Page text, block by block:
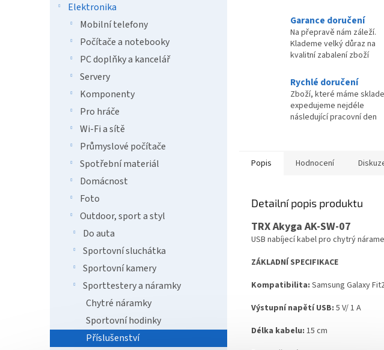
Elektronika
Mobilní telefony
Počítače a notebooky
PC doplňky a kancelář
Servery
Komponenty
Pro hráče
Wi-Fi a sítě
Průmyslové počítače
Spotřební materiál
Domácnost
Foto
Outdoor, sport a styl
Do auta
Sportovní sluchátka
Sportovní kamery
Sporttestery a náramky
Chytré náramky
Sportovní hodinky
Příslušenství
Garance doručení
Na přepravě nám záleží.
Klademe velký důraz na
kvalitní zabalení zboží
Rychlé doručení
Zboží, které máme
expedujeme nejdéle
následující pracovní den
Popis Hodnocení
Detailní popis produktu
TRX Akyga AK-SW-07
USB nabíjecí kabel pro chytrý
ZÁKLADNÍ SPECIFIKACE
Kompatibilita: Samsung Galaxy
Výstupní napětí USB: 5 V/ 1 A
Délka kabelu: 15 cm